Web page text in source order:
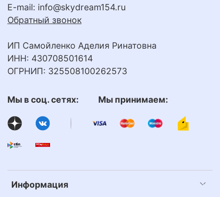
Информация
E-mail: info@skydream154.ru
Обратный звонок
ИП Самойленко Аделия Ринатовна
ИНН: 430708501614
ОГРНИП: 325508100262573
Мы в соц. сетях: Мы принимаем: